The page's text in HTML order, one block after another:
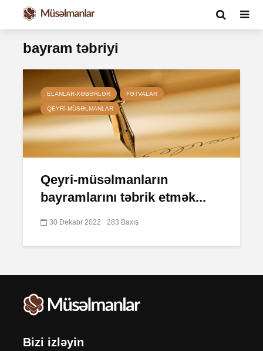
bayram təbriyi
ELANLAR-XƏBƏRLƏR FƏTVALAR
QEYRI-MÜSƏLMANLAR
Qeyri-müsəlmanların
bayramlarını təbrik etmək...
30 Dekabr 2022 283 Baxış
Bizi izləyin